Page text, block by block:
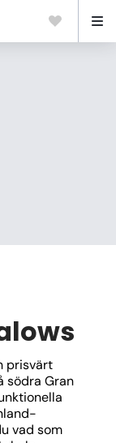
prisvärt
södra Gran
vad som